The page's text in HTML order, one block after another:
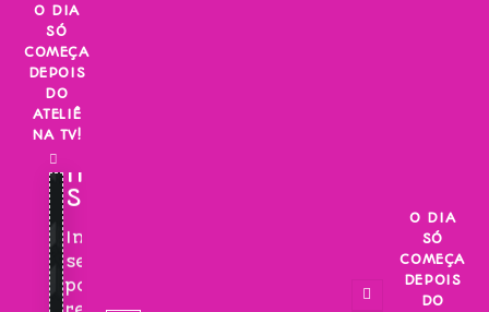
Skip
content
O DIA
SÓ
COMEÇA
DEPOIS
DO
ATELIÊ
NA TV!
INSCREVA-
SE!
Inscreva-
se
para
O DIA
SÓ
COMEÇA
DEPOIS
DO